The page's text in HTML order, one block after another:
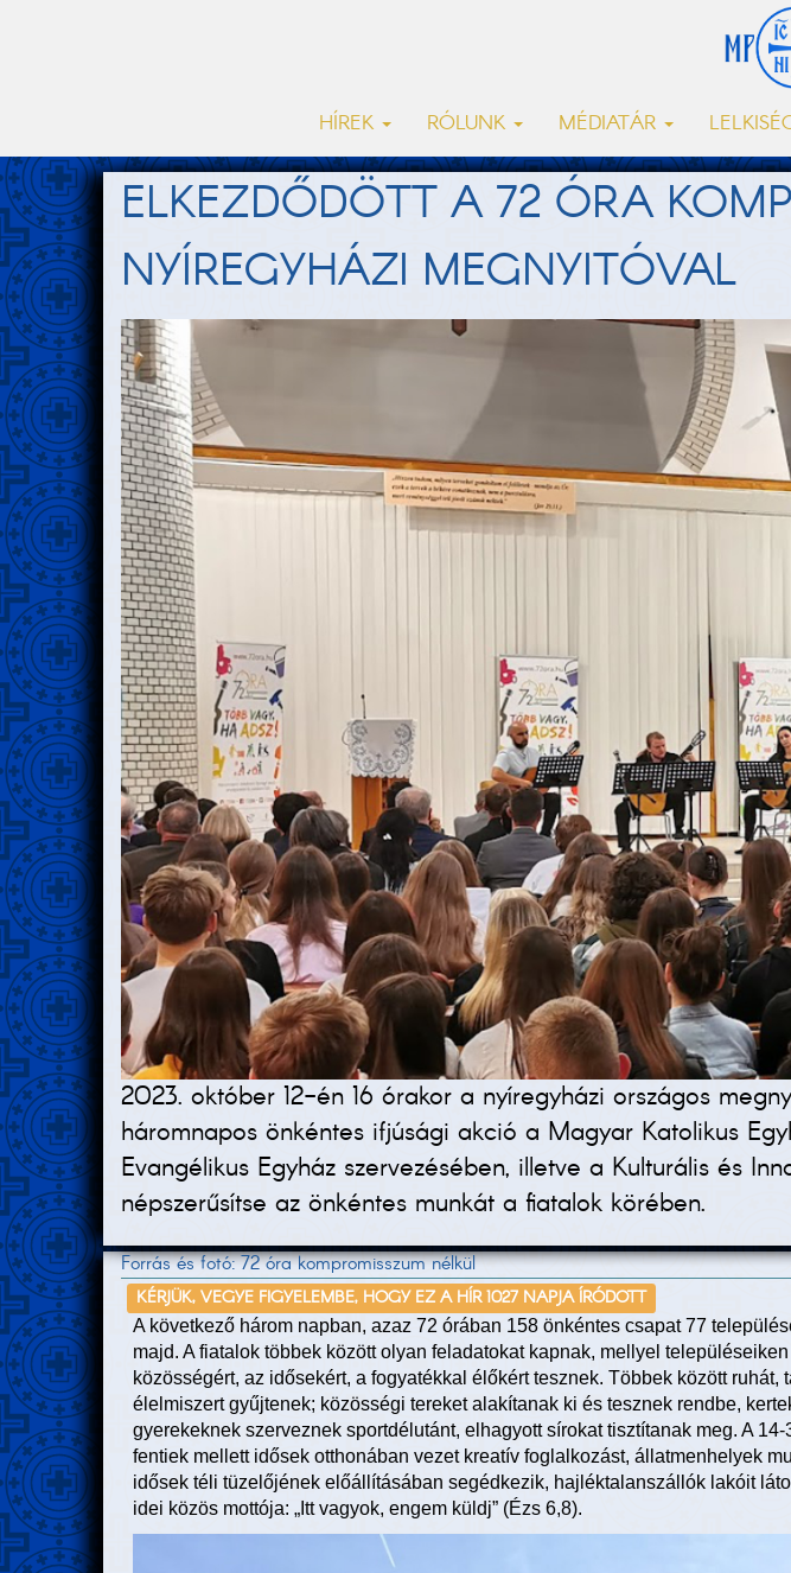
HÍREK RÓLUNK MÉDIATÁR
ELKEZDŐDÖTT A 72 ÓRA
NYÍREGYHÁZI MEGNYITÓVAL
2023. október 12-én 16 órakor a nyíregyházi országos
háromnapos önkéntes ifjúsági akció a Magyar Katolikus
Evangélikus Egyház szervezésében, illetve a Kulturális és
népszerűsítse az önkéntes munkát a fiatalok körében.
Forrás és fotó: 72 óra kompromisszum nélkül
KÉRJÜK, VEGYE FIGYELEMBE, HOGY EZ A HÍR 1027 NAPJA ÍRÓDOTT
A következő három napban, azaz 72 órában 158 önkéntes csapat 77
majd. A fiatalok többek között olyan feladatokat kapnak, mellyel
közösségért, az idősekért, a fogyatékkal élőkért tesznek. Többek között ruhát,
élelmiszert gyűjtenek; közösségi tereket alakítanak ki és tesznek rendbe,
gyerekeknek szerveznek sportdélutánt, elhagyott sírokat tisztítanak meg. A
fentiek mellett idősek otthonában vezet kreatív foglalkozást, állatmenhelyek
idősek téli tüzelőjének előállításában segédkezik, hajléktalanszállók lakóit
idei közös mottója: „Itt vagyok, engem küldj” (Ézs 6,8).